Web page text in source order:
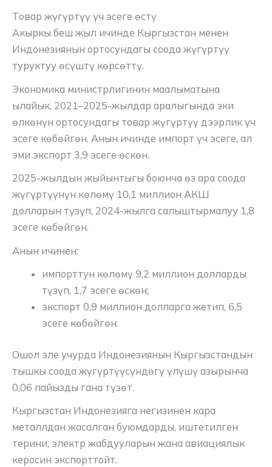
Товар жүгүртүү үч эсеге өстү
Акыркы беш жыл ичинде Кыргызстан менен
Индонезиянын ортосундагы соода жүгүртүү
туруктуу өсүштү көрсөттү.
Экономика министрлигинин маалыматына
ылайык, 2021–2025-жылдар аралыгында эки
өлкөнүн ортосундагы товар жүгүртүү дээрлик үч
эсеге көбөйгөн. Анын ичинде импорт үч эсеге, ал
эми экспорт 3,9 эсеге өскөн.
2025-жылдын жыйынтыгы боюнча өз ара соода
жүгүртүүнүн көлөмү 10,1 миллион АКШ
долларын түзүп, 2024-жылга салыштырмалуу 1,8
эсеге көбөйгөн.
Анын ичинен:
импорттун көлөмү 9,2 миллион долларды
түзүп, 1,7 эсеге өскөн;
экспорт 0,9 миллион долларга жетип, 6,5
эсеге көбөйгөн.
Ошол эле учурда Индонезиянын Кыргызстандын
тышкы соода жүгүртүүсүндөгү үлүшү азырынча
0,06 пайызды гана түзөт.
Кыргызстан Индонезияга негизинен кара
металлдан жасалган буюмдарды, иштетилген
терини, электр жабдууларын жана авиациялык
керосин экспорттойт.